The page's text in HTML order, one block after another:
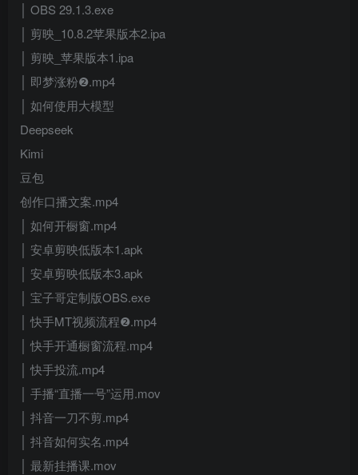
│ OBS 29.1.3.exe
│ 剪映_10.8.2苹果版本2.ipa
│ 剪映_苹果版本1.ipa
│ 即梦涨粉❷.mp4
│ 如何使用大模型
Deepseek
Kimi
豆包
创作口播文案.mp4
│ 如何开橱窗.mp4
│ 安卓剪映低版本1.apk
│ 安卓剪映低版本3.apk
│ 宝子哥定制版OBS.exe
│ 快手MT视频流程❷.mp4
│ 快手开通橱窗流程.mp4
│ 快手投流.mp4
│ 手播“直播一号”运用.mov
│ 抖音一刀不剪.mp4
│ 抖音如何实名.mp4
│ 最新挂播课.mov